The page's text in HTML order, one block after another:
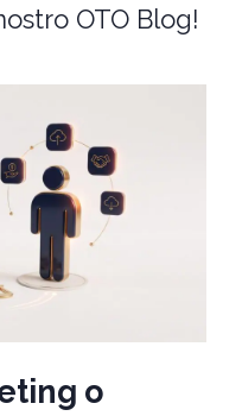
OTO Blog!
o